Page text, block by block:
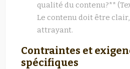
qualité du contenu?**
Le contenu doit être
attrayant.
Contraintes et
spécifiques